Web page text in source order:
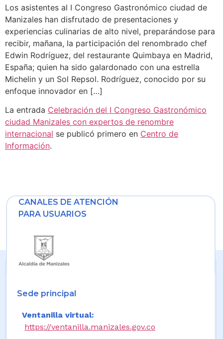
Los asistentes al I Congreso Gastronómico ciudad de
Manizales han disfrutado de presentaciones y
experiencias culinarias de alto nivel, preparándose para
recibir, mañana, la participación del renombrado chef
Edwin Rodríguez, del restaurante Quimbaya en Madrid,
España; quien ha sido galardonado con una estrella
Michelin y un Sol Repsol. Rodríguez, conocido por su
enfoque innovador en […]
La entrada Celebración del I Congreso Gastronómico
ciudad Manizales con expertos de renombre
internacional se publicó primero en Centro de
Información.
CANALES DE ATENCIÓN
PARA USUARIOS
Sede principal
Ventanilla virtual:
https://ventanilla.manizales.gov.co